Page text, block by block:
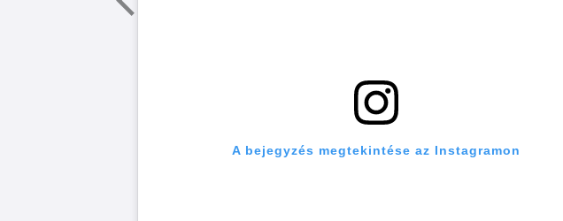
A bejegyzés megtekintése az Instagramon